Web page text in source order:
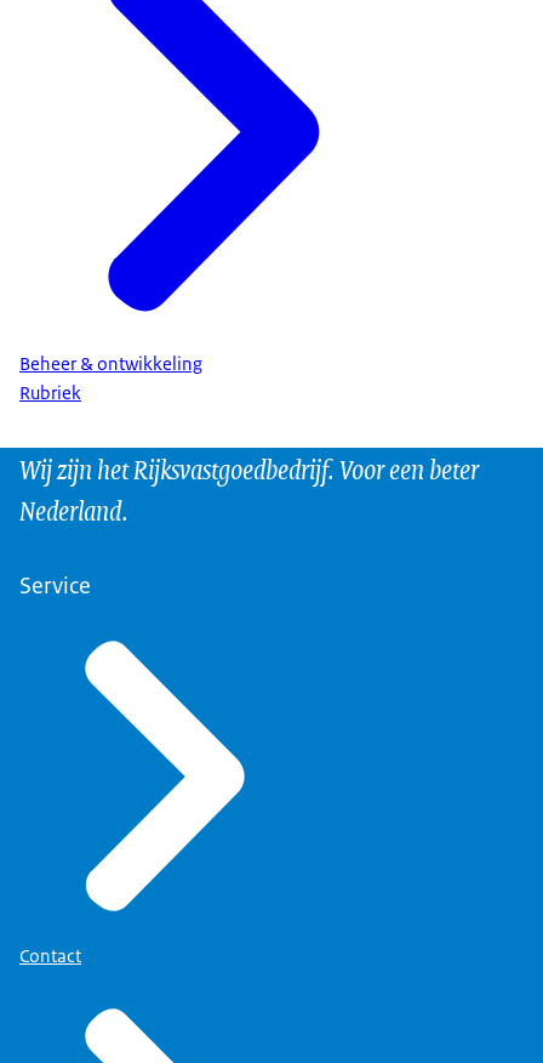
Beheer & ontwikkeling
Rubriek
Wij zijn het Rijksvastgoedbedrijf. Voor een beter
Nederland.
Service
Contact